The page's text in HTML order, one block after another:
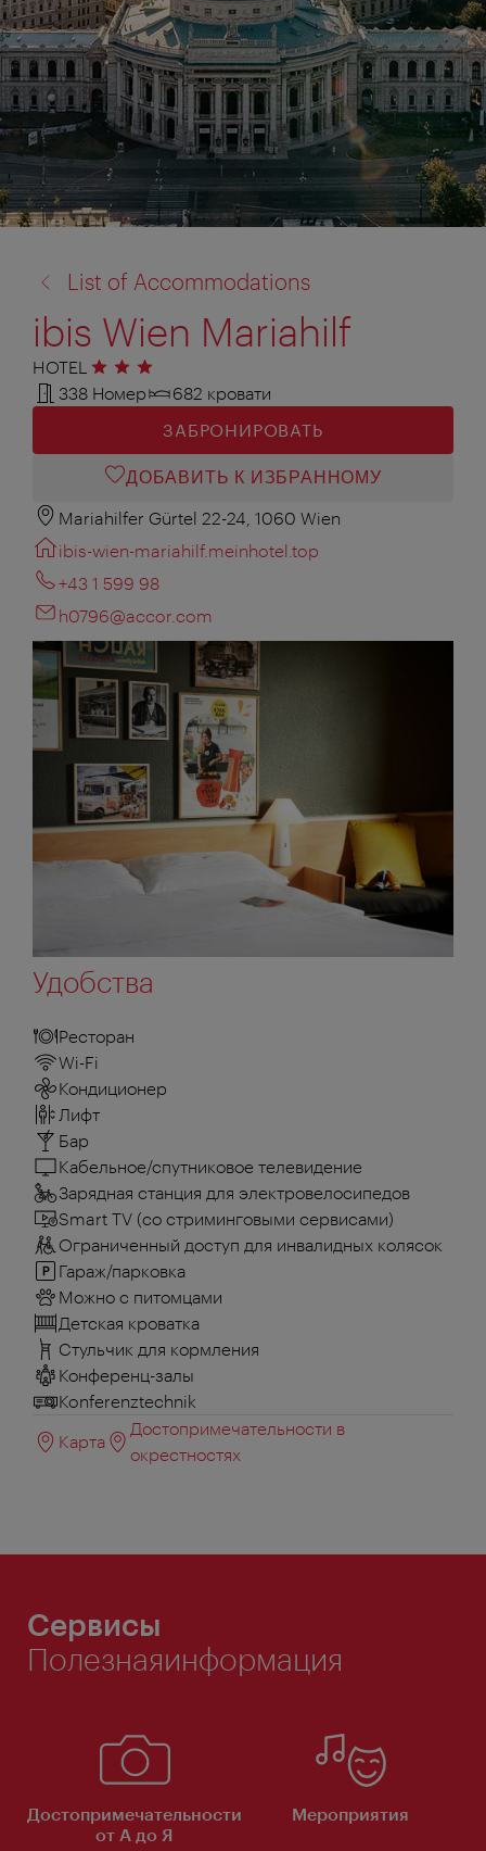
к:
List of Accommodations
ibis Wien Mariahilf
HOTEL 3 звезды
338 Номер
682 кровати
ЗАБРОНИРОВАТЬ
ДОБАВИТЬ К ИЗБРАННОМУ
Mariahilfer Gürtel 22-24, 1060 Wien
ibis-wien-mariahilf.meinhotel.top
+43 1 599 98
h0796@accor.com
Удобства
Ресторан
Wi-Fi
Кондиционер
Лифт
Бар
Кабельное/спутниковое телевидение
Зарядная станция для электровелосипедов
Smart TV (со стриминговыми сервисами)
Ограниченный доступ для инвалидных колясок
Гараж/парковка
Можно с питомцами
Детская кроватка
Стульчик для кормления
Конференц-залы
Konferenztechnik
Карта
Достопримечательности в
окрестностях
Сервисы
Полезнаяинформация
Достопримечательности
от А до Я
Мероприятия